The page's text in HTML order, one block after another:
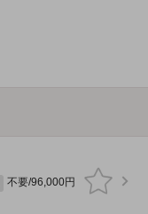
不要/96,000円